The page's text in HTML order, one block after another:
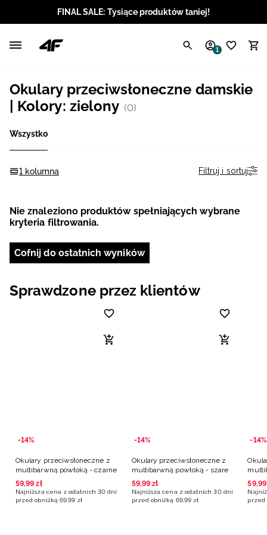
FINAL SALE: Tysiące produktów taniej!
1
Okulary przeciwsłoneczne damskie
| Kolory: zielony (0)
Wszystko
1 kolumna Filtruj i sortuj
Nie znaleziono produktów spełniających wybrane
kryteria filtrowania.
Cofnij do ostatnich wyników
Sprawdzone przez klientów
-14%
Okulary przeciwsłoneczne z
multibarwną powłoką - czarne
59,99 zł
Najniższa cena z ostatnich 30 dni
przed obniżką 69,99 zł
-14%
Okulary przeciwsłoneczne z
multibarwną powłoką - szare
59,99 zł
Najniższa cena z ostatnich 30 dni
przed obniżką 69,99 zł
-14%
59,99
przed
Angielski / USD
Litewski / EUR
Łotewski / EUR